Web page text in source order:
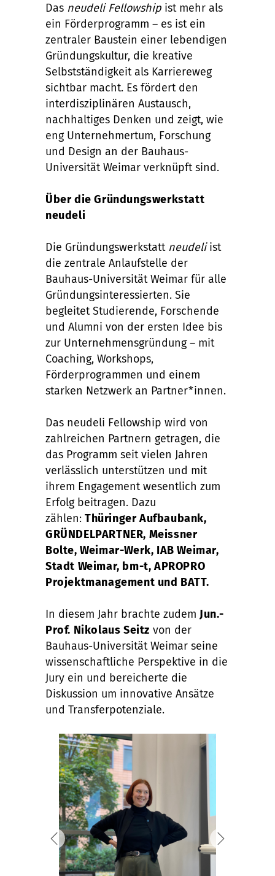
Das neudeli Fellowship ist mehr als
ein Förderprogramm – es ist ein
zentraler Baustein einer lebendigen
Gründungskultur, die kreative
Selbstständigkeit als Karriereweg
sichtbar macht. Es fördert den
interdisziplinären Austausch,
nachhaltiges Denken und zeigt, wie
eng Unternehmertum, Forschung
und Design an der Bauhaus-
Universität Weimar verknüpft sind.
Über die Gründungswerkstatt
neudeli
Die Gründungswerkstatt neudeliist
die zentrale Anlaufstelle der
Bauhaus-Universität Weimar für alle
Gründungsinteressierten. Sie
begleitet Studierende, Forschende
und Alumni von der ersten Idee bis
zur Unternehmensgründung – mit
Coaching, Workshops,
Förderprogrammen und einem
starken Netzwerk an Partner*innen.
Das neudeli Fellowship wird von
zahlreichen Partnern getragen, die
das Programm seit vielen Jahren
verlässlich unterstützen und mit
ihrem Engagement wesentlich zum
Erfolg beitragen. Dazu
zählen: Thüringer Aufbaubank,
GRÜNDELPARTNER, Meissner
Bolte, Weimar-Werk, IAB Weimar,
Stadt Weimar, bm-t, APROPRO
Projektmanagement und BATT.
In diesem Jahr brachte zudem Jun.-
Prof. Nikolaus Seitz von der
Bauhaus-Universität Weimar seine
wissenschaftliche Perspektive in die
Jury ein und bereicherte die
Diskussion um innovative Ansätze
und Transferpotenziale.